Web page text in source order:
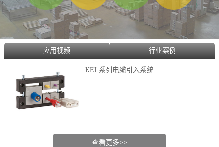
应用视频 行业案例
KEL系列电缆引入系统
查看更多>>